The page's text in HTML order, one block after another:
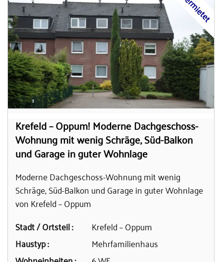
Krefeld – Oppum! Moderne Dachgeschoss-
Wohnung mit wenig Schräge, Süd-Balkon
und Garage in guter Wohnlage
Moderne Dachgeschoss-Wohnung mit wenig
Schräge, Süd-Balkon und Garage in guter Wohnlage
von Krefeld – Oppum
Stadt / Ortsteil :
Krefeld – Oppum
Haustyp :
Mehrfamilienhaus